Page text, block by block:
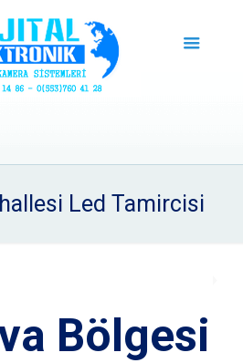
Led Tamircisi
Bölgesi